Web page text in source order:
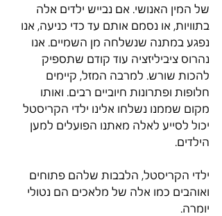
של המין האנושי. אם נבייש ילדים אלה
בתוויות, או נסמם אותם עד כדי כניעה, אנו
נפגע במתנה שנשלחה מן השמיים. אנו
נהרוס ציביליזציה עוד קודם שתספיק
להכות שורש. למרבה המזל, קיימים
חלופות ופתרונות חיוביים רבים. ואותו
מקום שממנו נשלחו אלינו ילדי הקריסטל
יכול לסייע לאלה מאתנו הפועלים למען
הילדים.
ילדי הקריסטל, הלבבות שלהם פתוחים
ואוהבים כמו אלה של מלאכים הם נטולי
יומרה.